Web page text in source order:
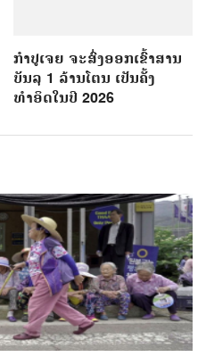
ກຳປູເຈຍ ຈະສົ່ງອອກເຂົ້າສານ
ບັນລຸ 1 ລ້ານໂຕນ ເປັນຄັ້ງ
ທຳອິດໃນປີ 2026